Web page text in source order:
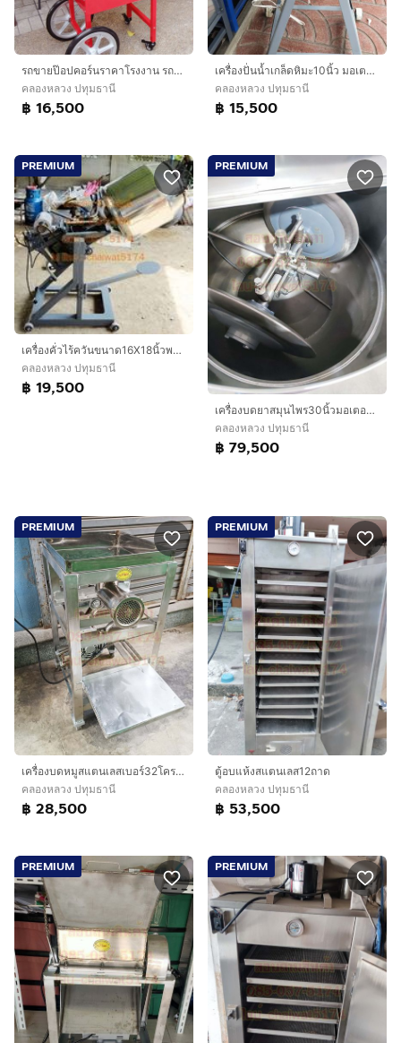
รถขายป๊อปคอร์นราคาโรงงาน รถตู้ป๊อปคอร์นไฟฟ้าเกรดเอ รถทำป๊อบคอร์น
คลองหลวง ปทุมธานี
฿ 16,500
เครื่องปั่นน้ำเกล็ดหิมะ10นิ้ว มอเตอร์มิตซู1แรง
คลองหลวง ปทุมธานี
฿ 15,500
PREMIUM
เครื่องคั่วไร้ควันขนาด16X18นิ้วพร้อมมอเตอร์ โอ่งคั่วแบบหมุนได้
คลองหลวง ปทุมธานี
฿ 19,500
PREMIUM
เครื่องบดยาสมุนไพร30นิ้วมอเตอร์2แรง
คลองหลวง ปทุมธานี
฿ 79,500
PREMIUM
เครื่องบดหมูสแตนเลสเบอร์32โครงสแตนเลสฉาก
คลองหลวง ปทุมธานี
฿ 28,500
PREMIUM
ตู้อบแห้งสแตนเลส12ถาด
คลองหลวง ปทุมธานี
฿ 53,500
PREMIUM PREMIUM